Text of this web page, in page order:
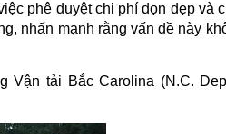
phê duyệt chi phí dọn dẹp và
nhấn mạnh rằng vấn đề này
Vận tải Bắc Carolina (N.C.